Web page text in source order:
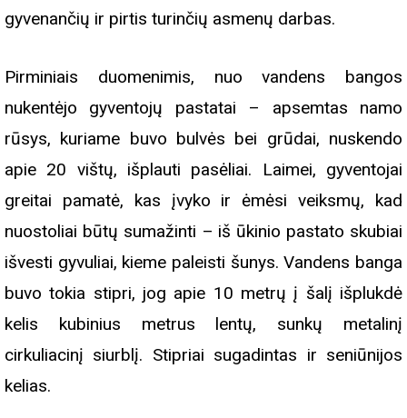
gyvenančių ir pirtis turinčių asmenų darbas.
Pirminiais duomenimis, nuo vandens bangos
nukentėjo gyventojų pastatai – apsemtas namo
rūsys, kuriame buvo bulvės bei grūdai, nuskendo
apie 20 vištų, išplauti pasėliai. Laimei, gyventojai
greitai pamatė, kas įvyko ir ėmėsi veiksmų, kad
nuostoliai būtų sumažinti – iš ūkinio pastato skubiai
išvesti gyvuliai, kieme paleisti šunys. Vandens banga
buvo tokia stipri, jog apie 10 metrų į šalį išplukdė
kelis kubinius metrus lentų, sunkų metalinį
cirkuliacinį siurblį. Stipriai sugadintas ir seniūnijos
kelias.